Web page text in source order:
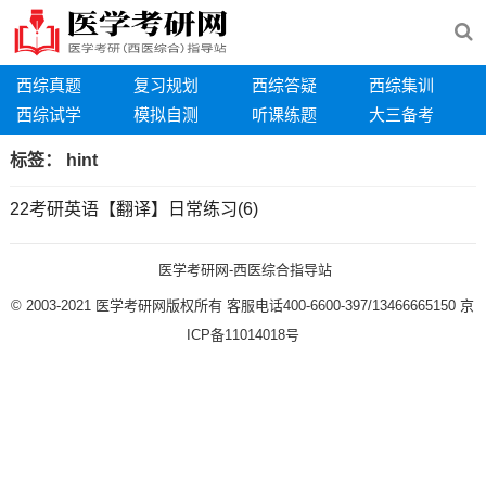
西综真题 复习规划 西综答疑
西综集训
西综试学
模拟自测 听课练题 大三备考
标签： hint
22考研英语【翻译】日常练习(6)
医学考研网-西医综合指导站
© 2003-2021 医学考研网版权所有 客服电话400-6600-397/13466665150 京
ICP备11014018号